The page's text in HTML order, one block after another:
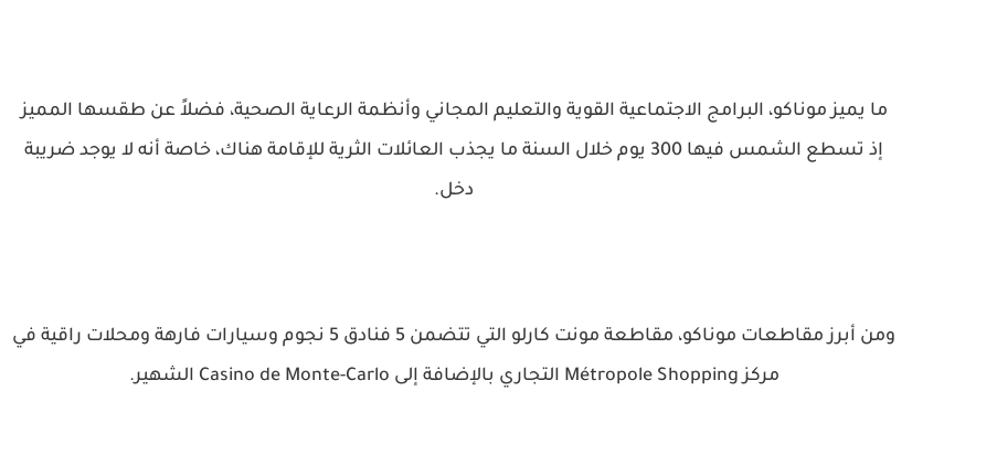
ما يميز موناكو، البرامج الاجتماعية القوية والتعليم المجاني وأنظمة الرعاية الصحية، فضلاً عن طقسها المميز
إذ تسطع الشمس فيها 300 يوم خلال السنة ما يجذب العائلات الثرية للإقامة هناك، خاصة أنه لا يوجد ضريبة
دخل.
ومن أبرز مقاطعات موناكو، مقاطعة مونت كارلو التي تتضمن 5 فنادق 5 نجوم وسيارات فارهة ومحلات راقية في
مركز Métropole Shopping التجاري بالإضافة إلى Casino de Monte-Carlo الشهير.